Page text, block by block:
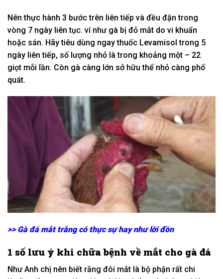
Nênthực hành 3 bước trên liên tiếp và đều đặn trong
vòng 7 ngày liên tục. ví nhưgà bị đỏ mắt do vi khuẩn
hoặc sán. Hãytiêu dùng ngay thuốc Levamisol trong 5
ngày liên tiếp, số lượng nhỏ làtrong khoảng một – 22
giọt mỗi lần. Còn gà càng lớn sở hữu thể nhỏ càng phổ
quát.
>>Gà đá mắt trắng có thực sự hay như lời đồn
1 số lưu ý khi chữa bệnh về mắt cho gà đá
NhưAnh chị nên biết rằng đôi mắt là bộ phận rất chi